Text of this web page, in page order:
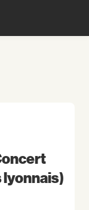
lyonnais)